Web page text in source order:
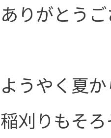
ありがとうご
ようやく夏
稲刈りもそろ